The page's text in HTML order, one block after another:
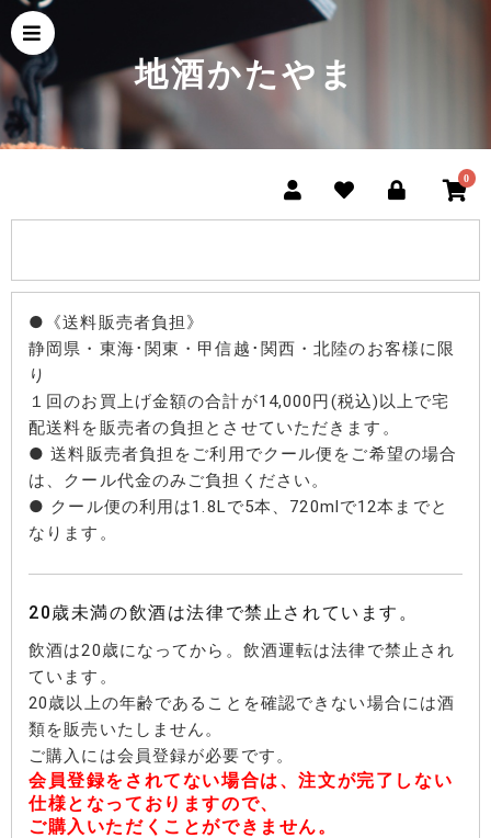
地酒かたやま
0
●《送料販売者負担》
静岡県・東海･関東・甲信越･関西・北陸のお客様に限
り
１回のお買上げ金額の合計が14,000円(税込)以上で宅
配送料を販売者の負担とさせていただきます。
● 送料販売者負担をご利用でクール便をご希望の場合
は、クール代金のみご負担ください。
● クール便の利用は1.8Lで5本、720mlで12本までと
なります。
20歳未満の飲酒は法律で禁止されています。
飲酒は20歳になってから。飲酒運転は法律で禁止され
ています。
20歳以上の年齢であることを確認できない場合には酒
類を販売いたしません。
ご購入には会員登録が必要です。
会員登録をされてない場合は、注文が完了しない
仕様となっておりますので、
ご購入いただくことができません。